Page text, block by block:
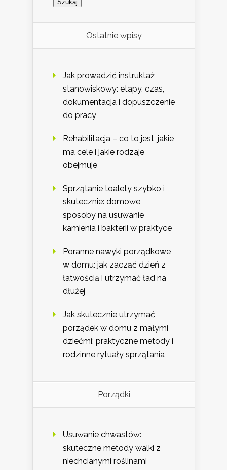
Ostatnie wpisy
Jak prowadzić instruktaż
stanowiskowy: etapy, czas,
dokumentacja i dopuszczenie
do pracy
Rehabilitacja – co to jest, jakie
ma cele i jakie rodzaje
obejmuje
Sprzątanie toalety szybko i
skutecznie: domowe
sposoby na usuwanie
kamienia i bakterii w praktyce
Poranne nawyki porządkowe
w domu: jak zacząć dzień z
łatwością i utrzymać ład na
dłużej
Jak skutecznie utrzymać
porządek w domu z małymi
dziećmi: praktyczne metody i
rodzinne rytuały sprzątania
Porządki
Usuwanie chwastów:
skuteczne metody walki z
niechcianymi roślinami